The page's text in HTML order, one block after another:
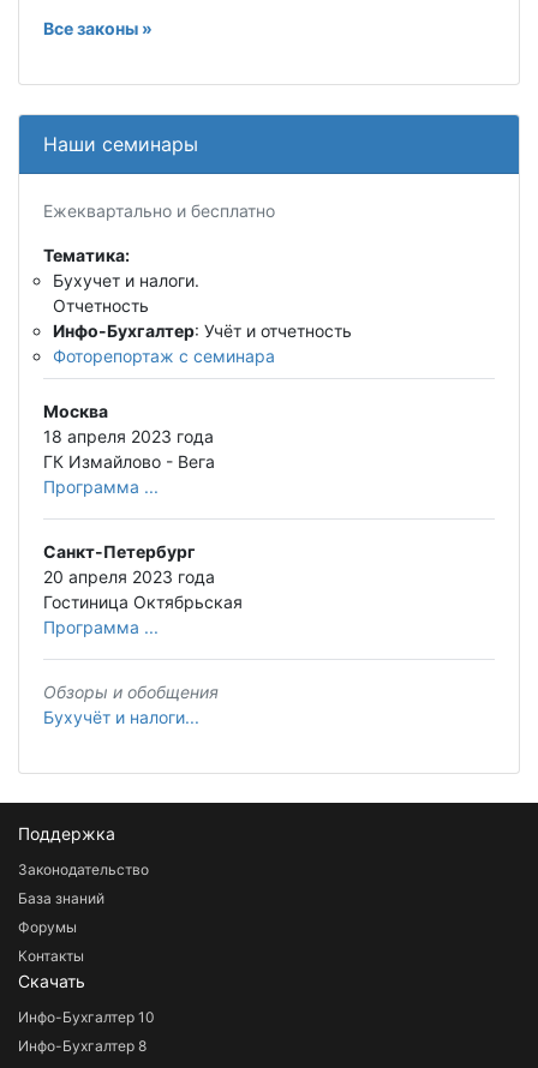
Все законы »
Наши семинары
Ежеквартально и бесплатно
Тематика:
Бухучет и налоги.
Отчетность
Инфо-Бухгалтер: Учёт и отчетность
Фоторепортаж с семинара
Москва
18 апреля 2023 года
ГК Измайлово - Вега
Программа ...
Санкт-Петербург
20 апреля 2023 года
Гостиница Октябрьская
Программа ...
Обзоры и обобщения
Бухучёт и налоги...
Поддержка
Законодательство
База знаний
Форумы
Контакты
Скачать
Инфо-Бухгалтер 10
Инфо-Бухгалтер 8